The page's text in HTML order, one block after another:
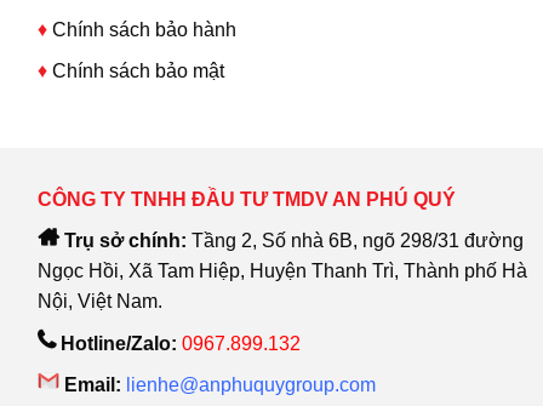
♦ Chính sách bảo hành
♦ Chính sách bảo mật
CÔNG TY TNHH ĐẦU TƯ TMDV AN PHÚ QUÝ
Trụ sở chính: Tầng 2, Số nhà 6B, ngõ 298/31 đường
Ngọc Hồi, Xã Tam Hiệp, Huyện Thanh Trì, Thành phố Hà
Nội, Việt Nam.
Hotline/Zalo: 0967.899.132
Email: lienhe@anphuquygroup.com